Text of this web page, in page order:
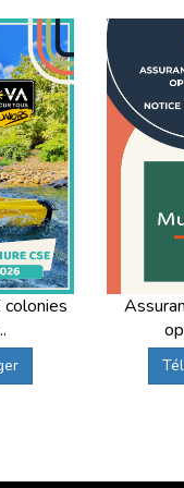
sur
notrecharte qualité
vous ?
, nos séjours
colonies